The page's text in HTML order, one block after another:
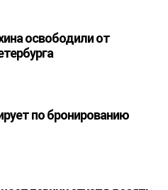
освободили от
по бронированию